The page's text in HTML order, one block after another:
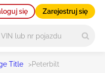
się Zarejestruj się
Title >Peterbilt